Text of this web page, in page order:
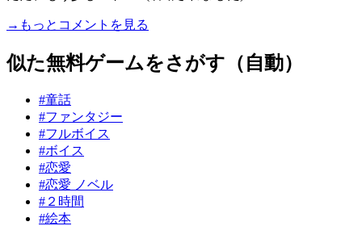
→もっとコメントを見る
似た無料ゲームをさがす（自動）
#童話
#ファンタジー
#フルボイス
#ボイス
#恋愛
#恋愛 ノベル
#２時間
#絵本